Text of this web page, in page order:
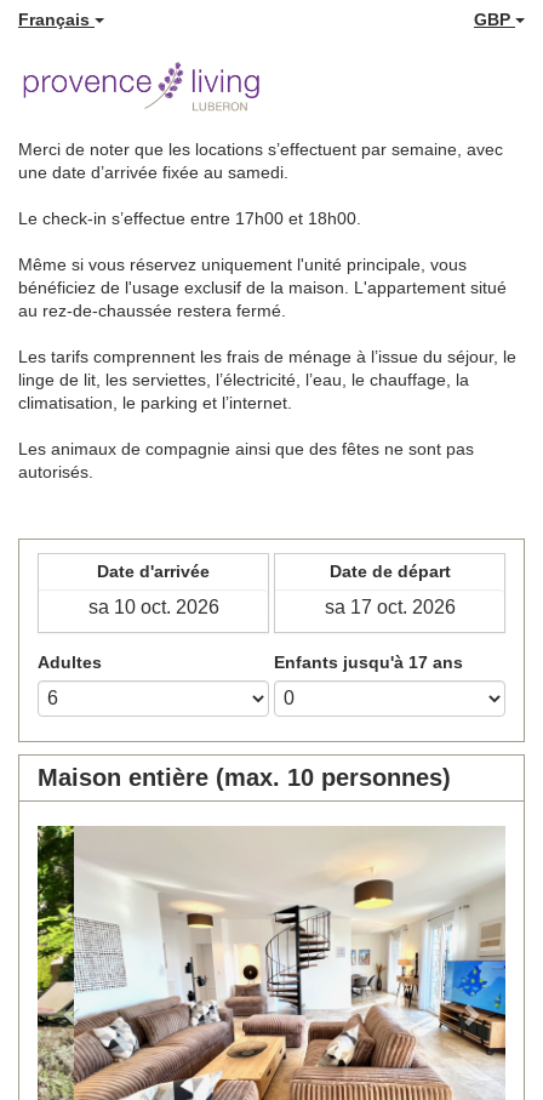
Français GBP
Merci de noter que les locations s’effectuent par semaine, avec
une date d’arrivée fixée au samedi.
Le check-in s’effectue entre 17h00 et 18h00.
Même si vous réservez uniquement l'unité principale, vous
bénéficiez de l'usage exclusif de la maison. L'appartement situé
au rez-de-chaussée restera fermé.
Les tarifs comprennent les frais de ménage à l’issue du séjour, le
linge de lit, les serviettes, l’électricité, l’eau, le chauffage, la
climatisation, le parking et l’internet.
Les animaux de compagnie ainsi que des fêtes ne sont pas
autorisés.
Date d'arrivée Date de départ
Adultes Enfants jusqu'à 17 ans
Maison entière (max. 10 personnes)
Previous Next